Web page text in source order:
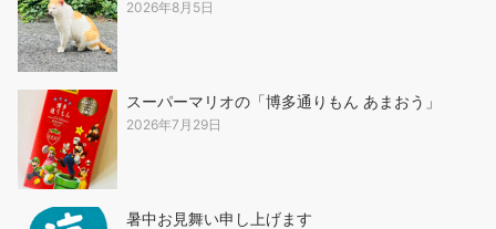
2026年8月5日
スーパーマリオの「博多通りもん あまおう」
2026年7月29日
暑中お見舞い申し上げます